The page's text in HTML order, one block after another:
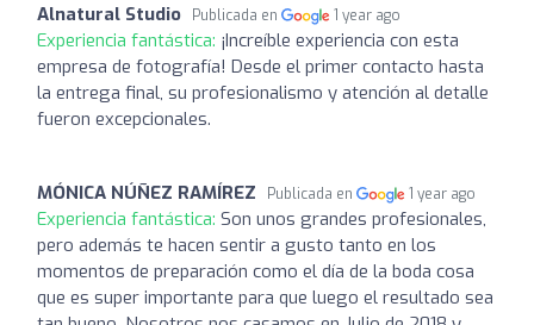
Alnatural Studio Publicada en 1 year ago
Experiencia fantástica: ¡Increíble experiencia con esta
empresa de fotografía! Desde el primer contacto hasta
la entrega final, su profesionalismo y atención al detalle
fueron excepcionales.
MÓNICA NÚÑEZ RAMÍREZ Publicada en 1 year ago
Experiencia fantástica: Son unos grandes profesionales,
pero además te hacen sentir a gusto tanto en los
momentos de preparación como el día de la boda cosa
que es super importante para que luego el resultado sea